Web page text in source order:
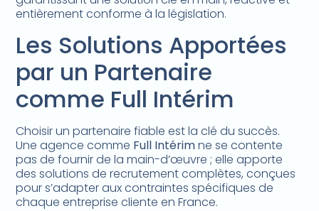
entièrement conforme à la législation.
Les Solutions Apportées
par un Partenaire
comme Full Intérim
Choisir un partenaire fiable est la clé du succès.
Une agence comme Full Intérimne se contente
pas de fournir de la main-d’œuvre ; elle apporte
des solutions de recrutement complètes, conçues
pour s’adapter aux contraintes spécifiques de
chaque entreprise cliente en France.